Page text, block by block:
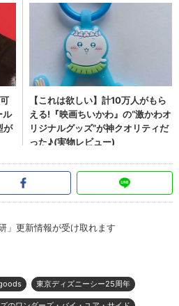
」更新情報が受け取れます
東京ディズニーシー25周年